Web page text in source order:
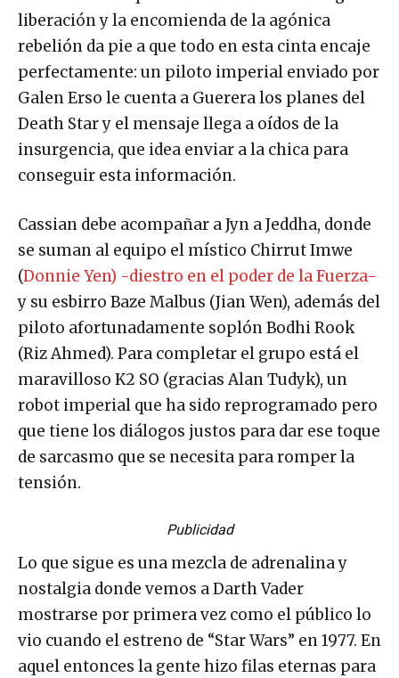
liberación y la encomienda de la agónica
rebelión da pie a que todo en esta cinta encaje
perfectamente: un piloto imperial enviado por
Galen Erso le cuenta a Guerera los planes del
Death Star y el mensaje llega a oídos de la
insurgencia, que idea enviar a la chica para
conseguir esta información.
Cassian debe acompañar a Jyn a Jeddha, donde
se suman al equipo el místico Chirrut Imwe
(Donnie Yen) -diestro en el poder de la Fuerza-
y su esbirro Baze Malbus (Jian Wen), además del
piloto afortunadamente soplón Bodhi Rook
(Riz Ahmed). Para completar el grupo está el
maravilloso K2 SO (gracias Alan Tudyk), un
robot imperial que ha sido reprogramado pero
que tiene los diálogos justos para dar ese toque
de sarcasmo que se necesita para romper la
tensión.
Publicidad
Lo que sigue es una mezcla de adrenalina y
nostalgia donde vemos a Darth Vader
mostrarse por primera vez como el público lo
vio cuando el estreno de “Star Wars” en 1977. En
aquel entonces la gente hizo filas eternas para